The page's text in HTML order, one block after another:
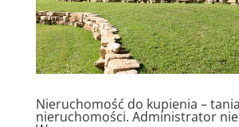
Nieruchomość do kupienia –
nieruchomości. Administrator